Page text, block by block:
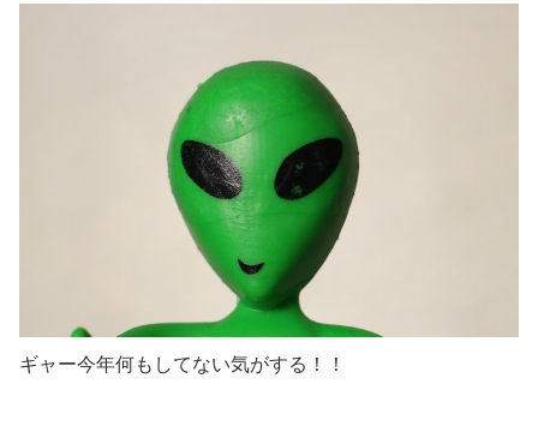
ギャー今年何もしてない気がする！！